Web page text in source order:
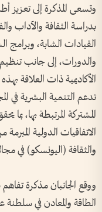
وتسعى المذكرة إلى تعزيز
بدراسة الثقافة والآداب
القيادات الشابة،
والدورات، إلى جانب تنظيم
الأكاديمية ذات العلاقة
تدعم التنمية البشرية في
المشتركة المرتبطة بها،
الاتفاقيات الدولية
والثقافة (اليونسكو) في
ووقع الجانبان مذكرة تفاهم
الطاقة والمعادن في